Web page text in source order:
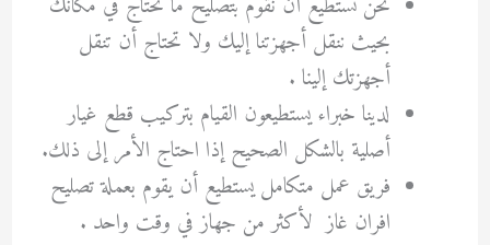
بحيث ننقل أجهزتنا إليك ولا تحتاج أن تنقل
أجهزتك إلينا .
لدينا خبراء يستطيعون القيام بتركيب قطع غيار
أصلية بالشكل الصحيح إذا احتاج الأمر إلى ذلك.
فريق عمل متكامل يستطيع أن يقوم بعملةتصليح
افران غاز لأكثر من جهاز في وقت واحد .